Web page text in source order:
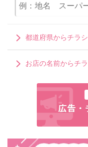
都道府県からチラ
お店の名前からチ